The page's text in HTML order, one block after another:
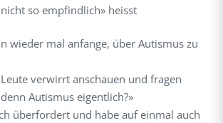
so empfindlich» heisst
wieder mal anfange, über Autismus zu
verwirrt anschauen und fragen
Autismus eigentlich?»
überfordert und habe auf einmal auch